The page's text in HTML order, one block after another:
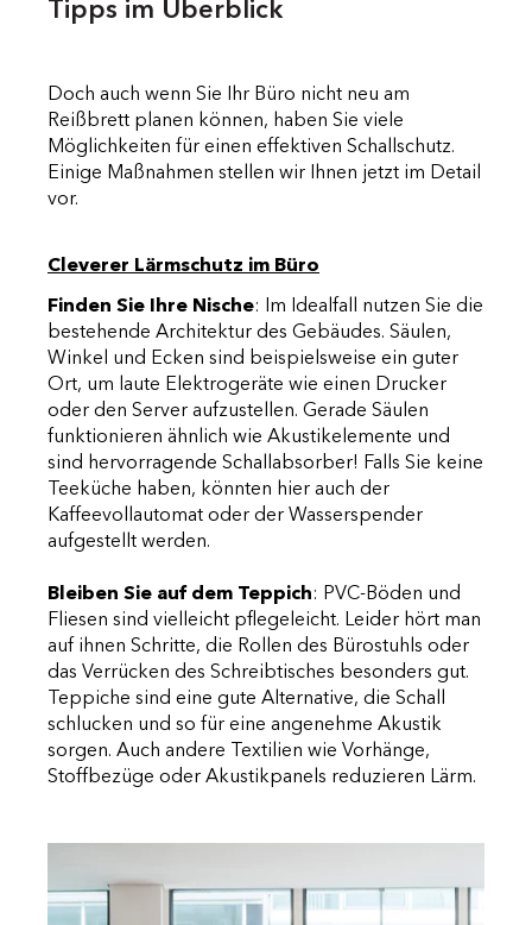
Tipps im Überblick
Doch auch wenn Sie Ihr Büro nicht neu am
Reißbrett planen können, haben Sie viele
Möglichkeiten für einen effektiven Schallschutz.
Einige Maßnahmen stellen wir Ihnen jetzt im Detail
vor.
Cleverer Lärmschutz im Büro
Finden Sie Ihre Nische: Im Idealfall nutzen Sie die
bestehende Architektur des Gebäudes. Säulen,
Winkel und Ecken sind beispielsweise ein guter
Ort, um laute Elektrogeräte wie einen Drucker
oder den Server aufzustellen. Gerade Säulen
funktionieren ähnlich wie Akustikelemente und
sind hervorragende Schallabsorber! Falls Sie keine
Teeküche haben, könnten hier auch der
Kaffeevollautomat oder der Wasserspender
aufgestellt werden.
Bleiben Sie auf dem Teppich: PVC-Böden und
Fliesen sind vielleicht pflegeleicht. Leider hört man
auf ihnen Schritte, die Rollen des Bürostuhls oder
das Verrücken des Schreibtisches besonders gut.
Teppiche sind eine gute Alternative, die Schall
schlucken und so für eine angenehme Akustik
sorgen. Auch andere Textilien wie Vorhänge,
Stoffbezüge oder Akustikpanels reduzieren Lärm.